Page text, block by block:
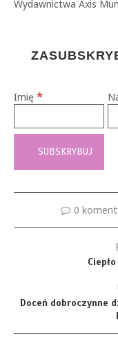
Wydawnictwa Axis
Imię *
0
Doceń dobroczynne